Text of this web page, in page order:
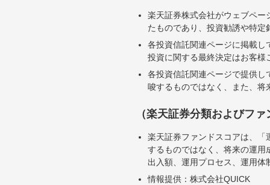
楽天証券株式会社がウェブペ
たものであり、投資勧誘や特
各投資信託関連ページに掲載
投資に関する最終決定はお客
各投資信託関連ページで提供
唆するものではなく、また、
（楽天証券分類およびフ
楽天証券ファンドスコアは、
するものではなく、将来の運
出入額、運用プロセス、運用
情報提供：株式会社QUICK